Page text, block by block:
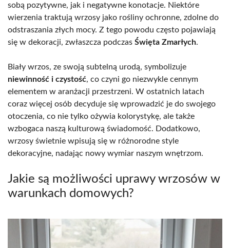
sobą pozytywne, jak i negatywne konotacje. Niektóre
wierzenia traktują wrzosy jako rośliny ochronne, zdolne do
odstraszania złych mocy. Z tego powodu często pojawiają
się w dekoracji, zwłaszcza podczas Święta Zmarłych.
Biały wrzos, ze swoją subtelną urodą, symbolizuje
niewinność i czystość, co czyni go niezwykle cennym
elementem w aranżacji przestrzeni. W ostatnich latach
coraz więcej osób decyduje się wprowadzić je do swojego
otoczenia, co nie tylko ożywia kolorystykę, ale także
wzbogaca naszą kulturową świadomość. Dodatkowo,
wrzosy świetnie wpisują się w różnorodne style
dekoracyjne, nadając nowy wymiar naszym wnętrzom.
Jakie są możliwości uprawy wrzosów w
warunkach domowych?